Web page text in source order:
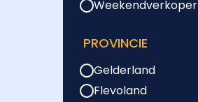
Weekendverkoper
PROVINCIE
Gelderland
Flevoland